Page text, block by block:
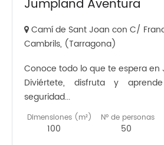
Jumpland Aventura
Camí de Sant Joan con C/
Cambrils, (Tarragona)
Conoce todo lo que te espera en
Diviértete, disfruta y
seguridad...
Dimensiones (m²)
100
Nº de personas
50